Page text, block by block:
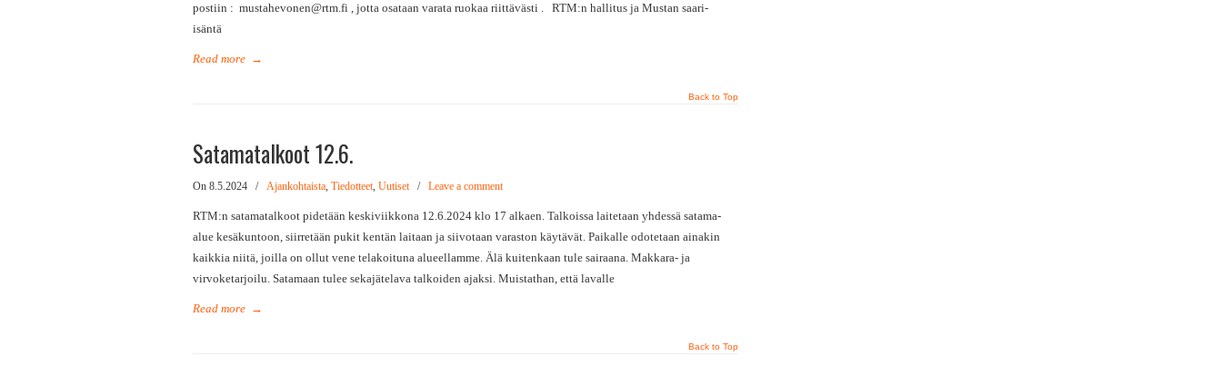
postiin : mustahevonen@rtm.fi , jotta osataan varata ruokaa riittävästi . RTM:n hallitus ja Mustan saari-
isäntä
Read more →
Back to Top
Satamatalkoot 12.6.
On 8.5.2024 / Ajankohtaista, Tiedotteet, Uutiset / Leave a comment
RTM:n satamatalkoot pidetään keskiviikkona 12.6.2024 klo 17 alkaen. Talkoissa laitetaan yhdessä satama-
alue kesäkuntoon, siirretään pukit kentän laitaan ja siivotaan varaston käytävät. Paikalle odotetaan ainakin
kaikkia niitä, joilla on ollut vene telakoituna alueellamme. Älä kuitenkaan tule sairaana. Makkara- ja
virvoketarjoilu. Satamaan tulee sekajätelava talkoiden ajaksi. Muistathan, että lavalle
Read more →
Back to Top